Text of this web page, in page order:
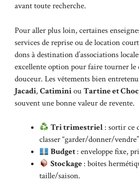
avant toute recherche.
Pour aller plus loin, certaines
services de reprise ou de location
dons à destination d’associations
excellente option pour faire tourner le
douceur. Les vêtements bien
Jacadi,CatiminiouTartine et
souvent une bonne valeur de revente.
Tri trimestriel : sortir ce
classer “garder/donner/
Budget: enveloppe fixe,
Stockage: boîtes
taille/saison.